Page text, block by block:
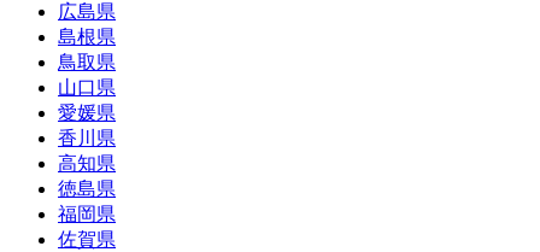
広島県
島根県
鳥取県
山口県
愛媛県
香川県
高知県
徳島県
福岡県
佐賀県